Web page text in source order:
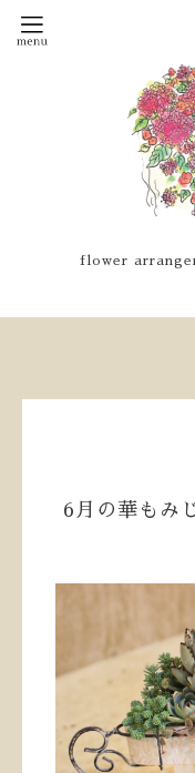
flower
6月の華もみ